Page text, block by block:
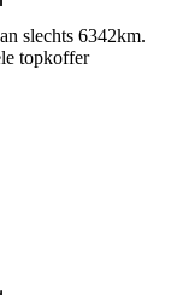
slechts 6342km.
topkoffer